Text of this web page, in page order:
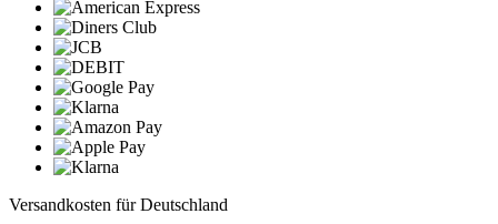
Versandkosten für Deutschland